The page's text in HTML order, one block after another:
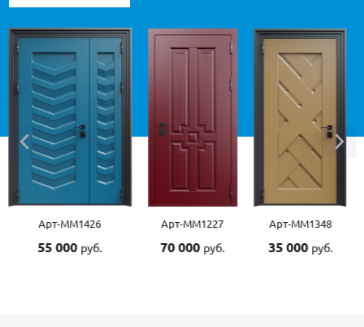
Арт-ММ1227
70 000руб.
Арт-ММ1348
35 000руб.
Арт-ММ1507
55 000руб.